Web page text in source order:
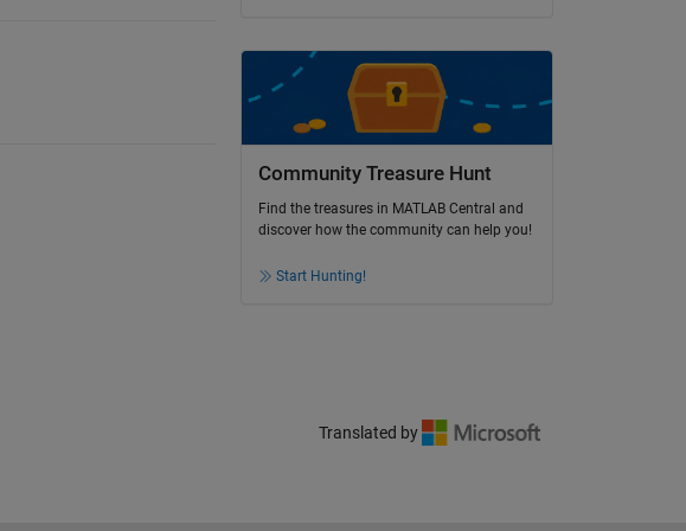
Community Treasure Hunt
Find the treasures in MATLAB Central and
discover how the community can help you!
Start Hunting!
Translated by